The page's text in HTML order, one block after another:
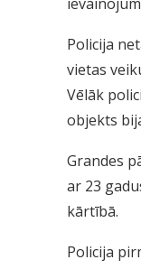
Policija
vietas
Vēlāk
objekts
Grandes
ar 23
kārtībā.
Policija